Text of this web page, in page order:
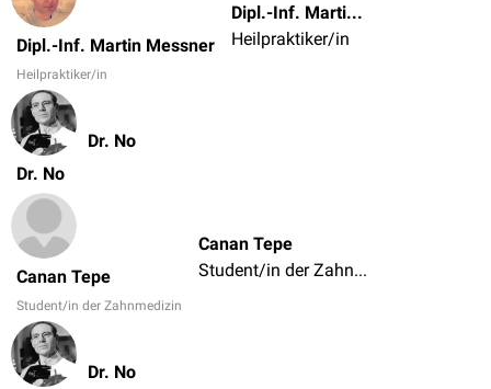
Dipl.-Inf. Martin Messner
Heilpraktiker/in
Dipl.-Inf. Martin Messner
Heilpraktiker/in
Dr. No
Dr. No
Canan Tepe
Student/in der Zahnmedizin
Canan Tepe
Student/in der Zahnmedizin
Dr. No